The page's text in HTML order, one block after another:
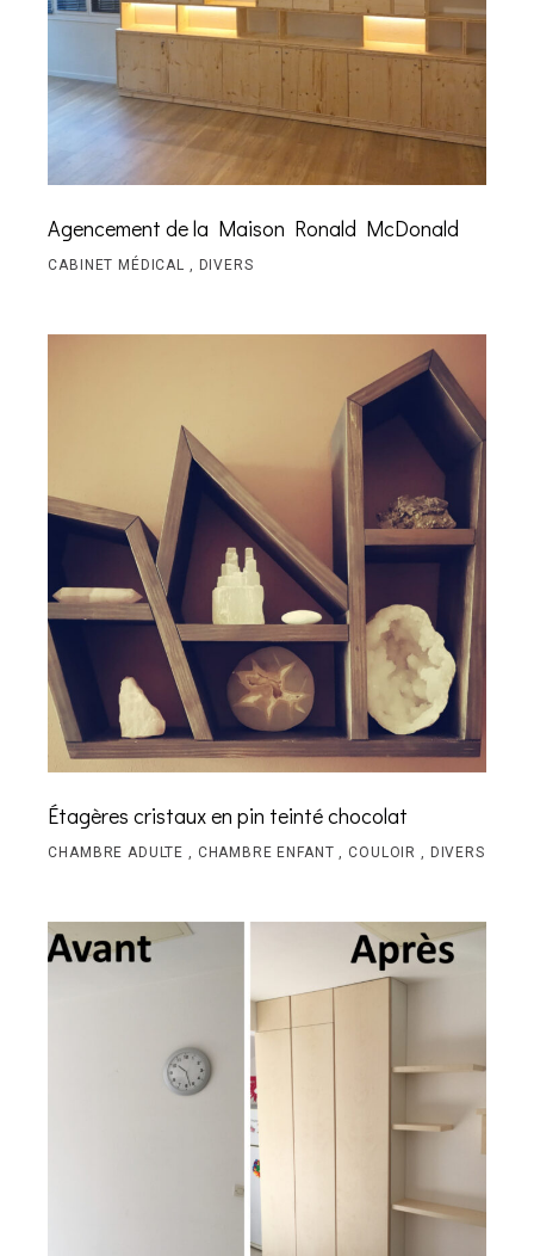
Agencement de la Maison Ronald McDonald
CABINET MÉDICAL DIVERS
Étagères cristaux en pin teinté chocolat
CHAMBRE ADULTE CHAMBRE ENFANT COULOIR DIVERS